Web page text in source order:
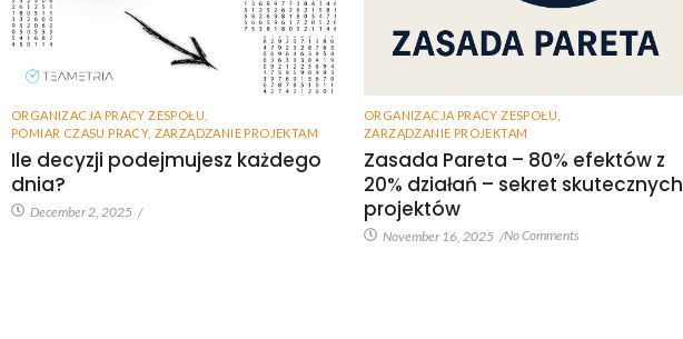
ORGANIZACJA PRACY ZESPOŁU
POMIAR CZASU PRACY, ZARZĄDZANIE PROJEKTAM
Ile decyzji podejmujesz każdego
dnia?
December 2, 2025 /
ORGANIZACJA PRACY ZESPOŁU
ZARZĄDZANIE PROJEKTAM
Zasada Pareta – 80% efektów z
20% działań – sekret skutecznych
projektów
November 16, 2025 /No Comments